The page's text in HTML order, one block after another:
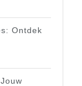
Ontdek